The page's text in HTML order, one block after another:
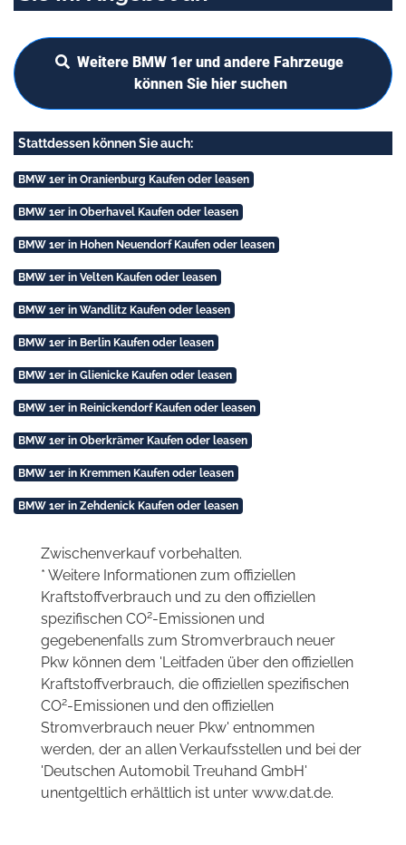
Weitere BMW 1er und andere Fahrzeuge
können Sie hier suchen
Stattdessen können Sie auch:
BMW 1er in Oranienburg Kaufen oder leasen
BMW 1er in Oberhavel Kaufen oder leasen
BMW 1er in Hohen Neuendorf Kaufen oder leasen
BMW 1er in Velten Kaufen oder leasen
BMW 1er in Wandlitz Kaufen oder leasen
BMW 1er in Berlin Kaufen oder leasen
BMW 1er in Glienicke Kaufen oder leasen
BMW 1er in Reinickendorf Kaufen oder leasen
BMW 1er in Oberkrämer Kaufen oder leasen
BMW 1er in Kremmen Kaufen oder leasen
BMW 1er in Zehdenick Kaufen oder leasen
Zwischenverkauf vorbehalten.
* Weitere Informationen zum offiziellen
Kraftstoffverbrauch und zu den offiziellen
spezifischen CO2-Emissionen und
gegebenenfalls zum Stromverbrauch neuer
Pkw können dem 'Leitfaden über den offiziellen
Kraftstoffverbrauch, die offiziellen spezifischen
CO2-Emissionen und den offiziellen
Stromverbrauch neuer Pkw' entnommen
werden, der an allen Verkaufsstellen und bei der
'Deutschen Automobil Treuhand GmbH'
unentgeltlich erhältlich ist unter www.dat.de.